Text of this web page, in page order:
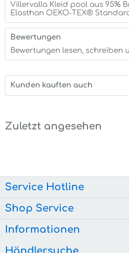
Villervalla Kleid pool aus 95%
Elasthan OEKO‑TEX® Standard
Bewertungen
Bewertungen lesen, schreiben
Kunden kauften auch
Zuletzt angesehen
Service Hotline
Shop Service
Informationen